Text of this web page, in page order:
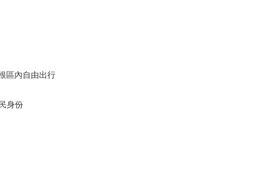
區內自由出行
身份